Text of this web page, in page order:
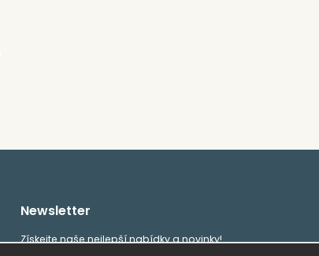
Newsletter
Získejte naše nejlepší nabídky a novinky!